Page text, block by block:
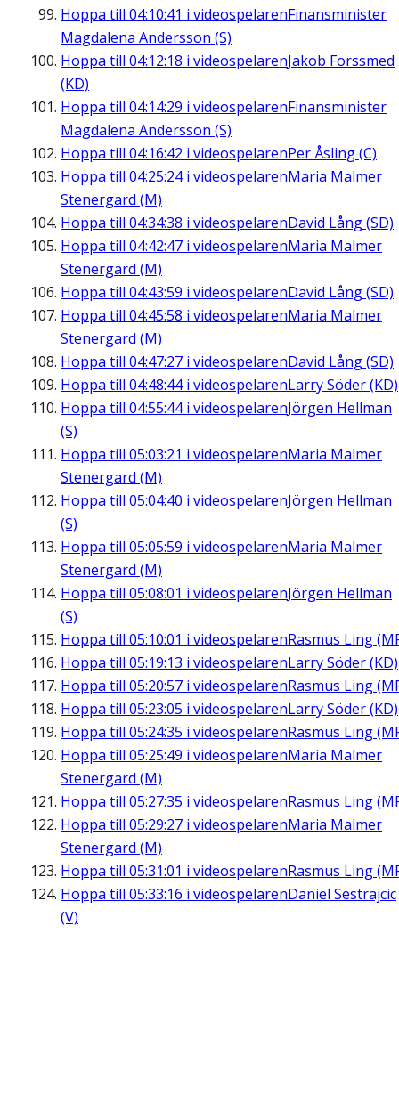
Hoppa till 04:10:41 i videospelarenFinansminister
Magdalena Andersson (S)
Hoppa till 04:12:18 i videospelarenJakob Forssmed
(KD)
Hoppa till 04:14:29 i videospelarenFinansminister
Magdalena Andersson (S)
Hoppa till 04:16:42 i videospelarenPer Åsling (C)
Hoppa till 04:25:24i videospelarenMaria Malmer
Stenergard (M)
Hoppa till 04:34:38 i videospelarenDavid Lång (SD)
Hoppa till 04:42:47 i videospelarenMaria Malmer
Stenergard (M)
Hoppa till 04:43:59 i videospelarenDavid Lång (SD)
Hoppa till 04:45:58 i videospelarenMaria Malmer
Stenergard (M)
Hoppa till 04:47:27 i videospelarenDavid Lång (SD)
Hoppa till 04:48:44i videospelarenLarry Söder (KD)
Hoppa till 04:55:44i videospelarenJörgen Hellman
(S)
Hoppa till 05:03:21 i videospelarenMaria Malmer
Stenergard (M)
Hoppa till 05:04:40 i videospelarenJörgen Hellman
(S)
Hoppa till 05:05:59 i videospelarenMaria Malmer
Stenergard (M)
Hoppa till 05:08:01 i videospelarenJörgen Hellman
(S)
Hoppa till 05:10:01 i videospelarenRasmus Ling
Hoppa till 05:19:13 i videospelarenLarry Söder (KD)
Hoppa till 05:20:57 i videospelarenRasmus Ling
Hoppa till 05:23:05 i videospelarenLarry Söder (KD)
Hoppa till 05:24:35 i videospelarenRasmus Ling
Hoppa till 05:25:49 i videospelarenMaria Malmer
Stenergard (M)
Hoppa till 05:27:35 i videospelarenRasmus Ling
Hoppa till 05:29:27 i videospelarenMaria Malmer
Stenergard (M)
Hoppa till 05:31:01 i videospelarenRasmus Ling
Hoppa till 05:33:16 i videospelarenDaniel Sestrajcic
(V)